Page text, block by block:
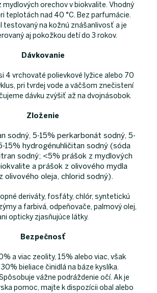
mydlových orechov v biokvalite. Vhodný
teplotách nad 40 °C. Bez parfumácie.
testovaný na kožnú znášanlivosť a je
aj pokožkou detí do 3 rokov.
Dávkovanie
4 vrchovaté polievkové lyžice alebo 70
pri tvrdej vode a väčšom znečistení
dávku zvýšiť až na dvojnásobok.
Zloženie
sodný, 5-15% perkarbonát sodný, 5-
15% hydrogénuhličitan sodný (sóda
sodný; <5% prášok z mydlových
a prášok z olivového mydla
olivového oleja, chlorid sodný).
deriváty, fosfáty, chlór, syntetickú
a farbivá, odpeňovače, palmový olej,
opticky zjasňujúce látky.
Bezpečnosť
a viac zeolity, 15% alebo viac, však
bieliace činidlá na báze kyslíka.
vážne podráždenie očí. Ak je
pomoc, majte k dispozícii obal alebo